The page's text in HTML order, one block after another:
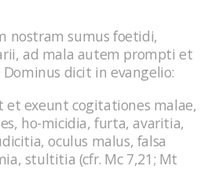
nostram sumus foetidi,
ad mala autem prompti et
dicit in evangelio:
et exeunt cogitationes malae,
ho-micidia, furta, avaritia,
oculus malus, falsa
stultitia (cfr. Mc 7,21; Mt